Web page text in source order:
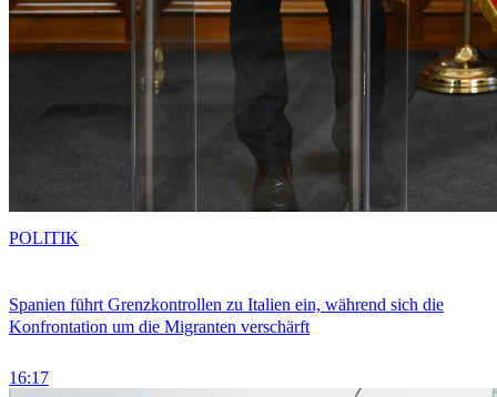
Spanien führt Grenzkontrollen zu Italien ein, während sich die
Konfrontation um die Migranten verschärft
16:17
POLITIK